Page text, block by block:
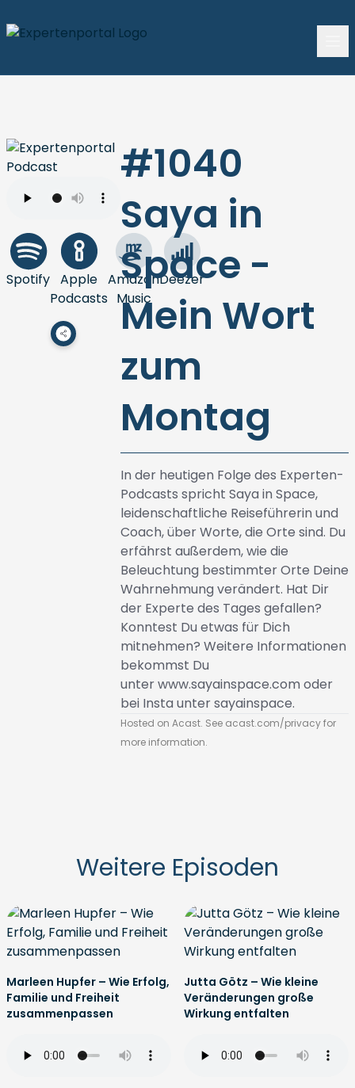
Spotify Apple
Podcasts
Amazon
Music
Deezer
#1040
Saya in
Space -
Mein Wort
zum
Montag
In der heutigen Folge des Experten-
Podcasts spricht Saya in Space,
leidenschaftliche Reiseführerin und
Coach, über Worte, die Orte sind. Du
erfährst außerdem, wie die
Beleuchtung bestimmter Orte Deine
Wahrnehmung verändert. Hat Dir
der Experte des Tages gefallen?
Konntest Du etwas für Dich
mitnehmen? Weitere Informationen
bekommst Du
unterwww.sayainspace.com oder
bei Insta unter sayainspace.
Hosted on Acast. See acast.com/privacyfor
more information.
Weitere Episoden
Marleen Hupfer – Wie Erfolg,
Familie und Freiheit
zusammenpassen
Jutta Götz – Wie kleine
Veränderungen große
Wirkung entfalten